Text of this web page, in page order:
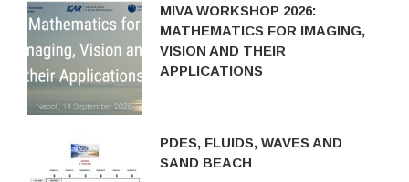
MIVA WORKSHOP 2026:
MATHEMATICS FOR IMAGING,
VISION AND THEIR
APPLICATIONS
PDES, FLUIDS, WAVES AND
SAND BEACH